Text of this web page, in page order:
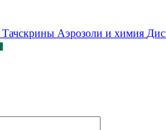
Тачскрины Аэрозоли и химия